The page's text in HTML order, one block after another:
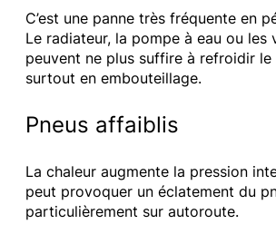
C’est une panne très fréquente en
Le radiateur, la pompe à eau ou les
peuvent ne plus suffire à refroidir le
surtout en embouteillage.
Pneus affaiblis
La chaleur augmente la pression
peut provoquer un éclatement du
particulièrement sur autoroute.